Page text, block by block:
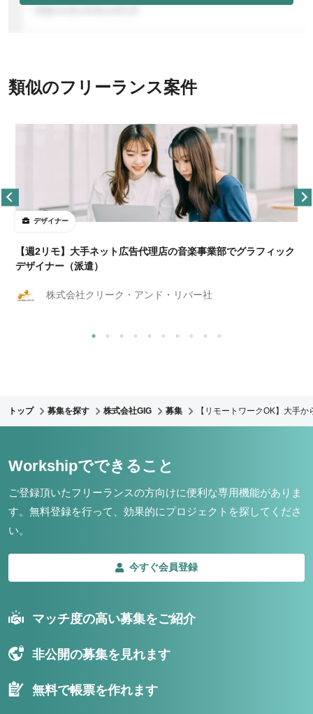
類似のフリーランス案件
デザイナー
【週2リモ】大手ネット広告代理店の音楽事業部でグラフィック
デザイナー（派遣）
株式会社クリーク・アンド・リバー社
トップ 募集を探す 株式会社GIG 募集 【リモートワークOK】大手
Workshipでできること
ご登録頂いたフリーランスの方向けに便利な専用機能がありま
す。 無料登録を行って、効果的にプロジェクトを探してくださ
い。
今すぐ会員登録
マッチ度の高い募集をご紹介
非公開の募集を見れます
無料で帳票を作れます